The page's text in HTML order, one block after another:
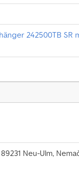
242500TB SR
Neu-Ulm,